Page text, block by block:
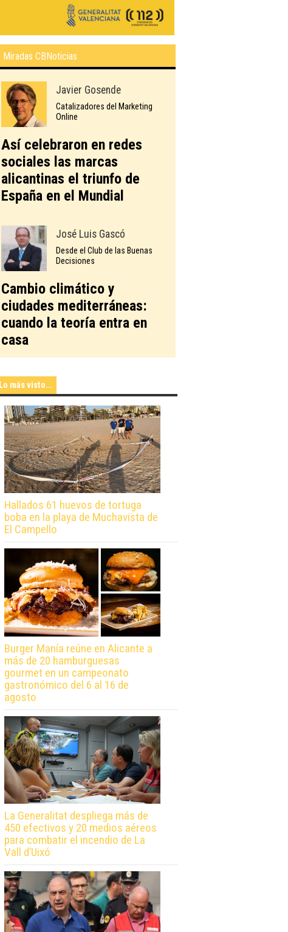
Miradas CBNoticias
Javier Gosende
Catalizadores del Marketing
Online
Así celebraron en redes
sociales las marcas
alicantinas el triunfo de
España en el Mundial
José Luis Gascó
Desde el Club de las Buenas
Decisiones
Cambio climático y
ciudades mediterráneas:
cuando la teoría entra en
casa
Lo más visto...
Hallados 61 huevos de tortuga
boba en la playa de Muchavista de
El Campello
Burger Manía reúne en Alicante a
más de 20 hamburguesas
gourmet en un campeonato
gastronómico del 6 al 16 de
agosto
La Generalitat despliega más de
450 efectivos y 20 medios aéreos
para combatir el incendio de La
Vall d’Uixó